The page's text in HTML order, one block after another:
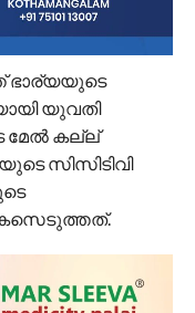
ഭാര്യയുടെ
യുവതി
മേൽ കല്ല്
സിസിടിവി